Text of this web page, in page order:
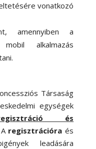
vonatkozó
amennyiben a
alkalmazás
Társaság
egységek
és
regisztrációra és
leadására